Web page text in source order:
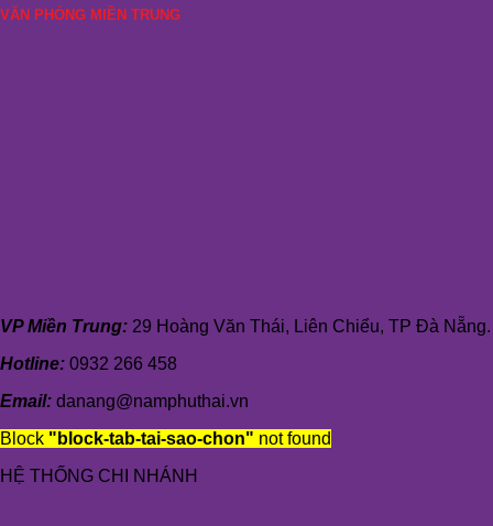
VĂN PHÒNG MIỀN TRUNG
VP Miền Trung: 29 Hoàng Văn Thái, Liên Chiểu, TP Đà Nẵng.
Hotline: 0932 266 458
Email: danang@namphuthai.vn
Block "block-tab-tai-sao-chon" not found
HỆ THỐNG CHI NHÁNH